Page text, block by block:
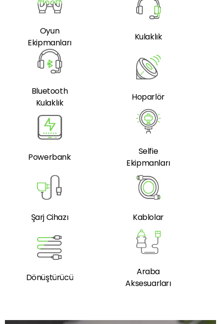
Oyun
Ekipmanları
Kulaklık
Bluetooth
Kulaklık
Hoparlör
Powerbank
Selfie
Ekipmanları
Şarj Cihazı Kablolar
Dönüştürücü
Araba
Aksesuarları